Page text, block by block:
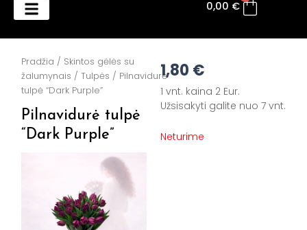
0,00 €
Pradžia / Skintos gėlės su
žalumynais / Tulpės / Pilnavidurė
tulpė “Dark Purple”
Pilnavidurė tulpė
“Dark Purple”
1,80 €
1 vnt. kaina 2 Eur.
Užsisakyti galite nuo 7 vnt.
Neturime